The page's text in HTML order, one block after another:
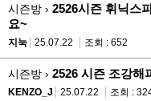
시즌방 › 2526시즌 휘닉스
요~
지눅 25.07.22 조회 : 652
시즌방 › 2526 시즌 조강해
KENZO_J 25.07.22 조회 :